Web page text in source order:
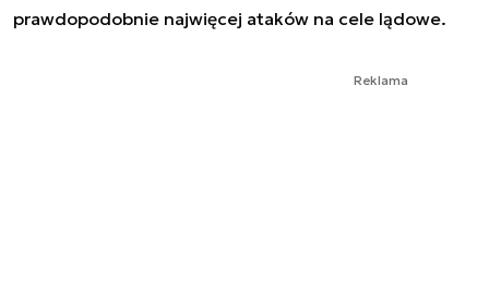
prawdopodobnie najwięcej ataków na cele lądowe.
Reklama